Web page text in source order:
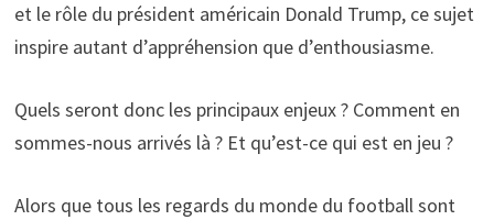
et le rôle du président américain Donald Trump, ce sujet
inspire autant d’appréhension que d’enthousiasme.
Quels seront donc les principaux enjeux ? Comment en
sommes-nous arrivés là ? Et qu’est-ce qui est en jeu ?
Alors que tous les regards du monde du football sont